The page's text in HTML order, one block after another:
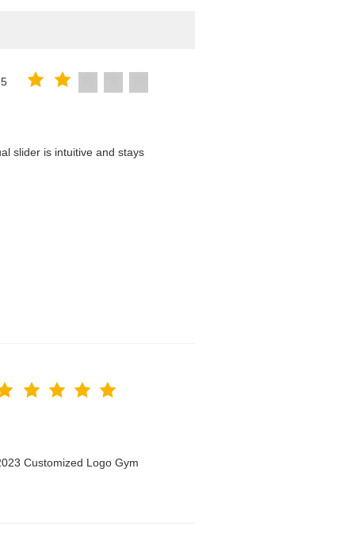
slider is intuitive and stays
Customized Logo Gym